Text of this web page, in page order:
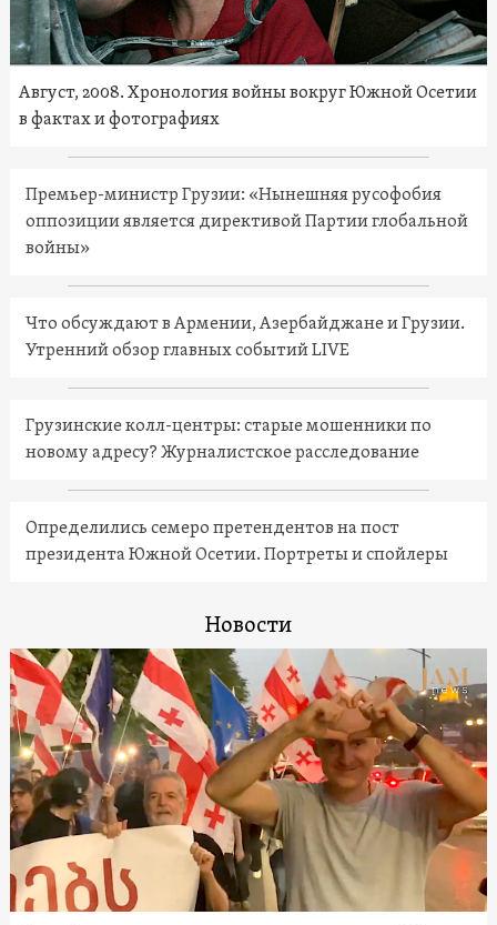
Август, 2008. Хронология войны вокруг Южной Осетии
в фактах и фотографиях
Премьер-министр Грузии: «Нынешняя русофобия
оппозиции является директивой Партии глобальной
войны»
Что обсуждают в Армении, Азербайджане и Грузии.
Утренний обзор главных событий LIVE
Грузинские колл-центры: старые мошенники по
новому адресу? Журналистское расследование
Определились семеро претендентов на пост
президента Южной Осетии. Портреты и спойлеры
Новости